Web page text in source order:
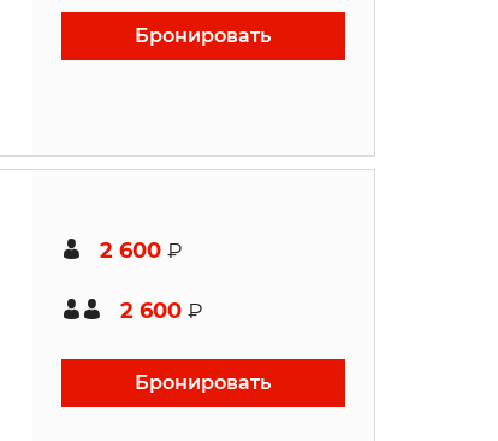
Бронировать
2 600 ₽
2 600 ₽
Бронировать